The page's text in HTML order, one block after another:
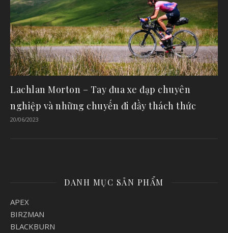
Lachlan Morton – Tay đua xe đạp chuyên
nghiệp và những chuyến đi đầy thách thức
20/06/2023
DANH MỤC SẢN PHẨM
APEX
BIRZMAN
BLACKBURN